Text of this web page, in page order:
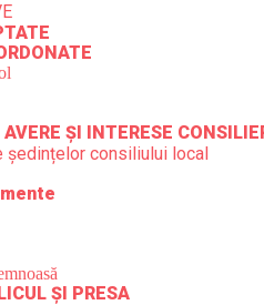
ȘI INTERESE
ședințelor consiliului local
ȘI PRESA